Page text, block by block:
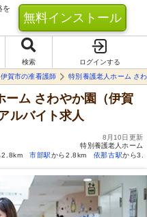
を
無料インストール
検索
ログインする
伊賀市の准看護師 特別養護老人ホーム さ
ーム さわやか園（伊賀
ルバイト求人
8月10日更新
特別養護老人ホーム
2.8km 市部駅から2.8km 依那古駅から